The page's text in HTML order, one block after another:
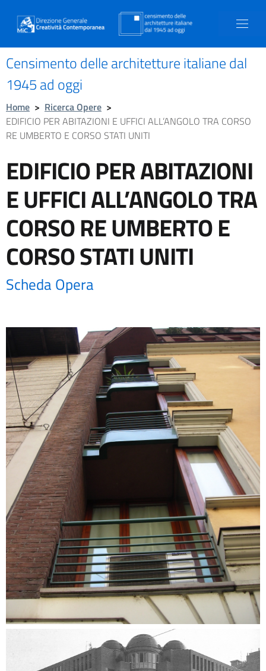
Censimento delle architetture italiane dal
1945 ad oggi
Home > Ricerca Opere >
EDIFICIO PER ABITAZIONI E UFFICI ALL’ANGOLO TRA CORSO
RE UMBERTO E CORSO STATI UNITI
EDIFICIO PER ABITAZIONI
E UFFICI ALL’ANGOLO TRA
CORSO RE UMBERTO E
CORSO STATI UNITI
Scheda Opera